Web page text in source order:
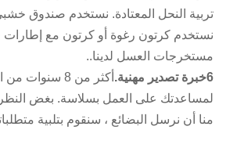
تربية النحل المعتادة. نستخدم صندوق
نستخدم كرتون رغوة أو كرتون مع إطارات
مستخرجات العسل لدينا..
6خبرة تصدير مهنية.
أكثر من 8
لمساعدتك على العمل بسلاسة. بغض النظر
منا أن نرسل البضائع ، سنقوم بتلبية